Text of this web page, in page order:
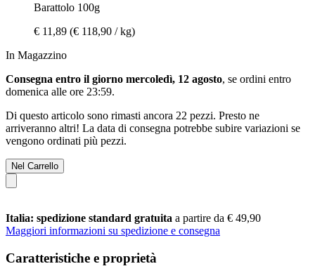
Barattolo 100g
€ 11,89 (€ 118,90 / kg)
In Magazzino
Consegna entro il giorno mercoledì, 12 agosto, se ordini entro
domenica alle ore 23:59.
Di questo articolo sono rimasti ancora 22 pezzi. Presto ne
arriveranno altri! La data di consegna potrebbe subire variazioni se
vengono ordinati più pezzi.
Nel Carrello
Italia: spedizione standard gratuita a partire da € 49,90
Maggiori informazioni su spedizione e consegna
Caratteristiche e proprietà